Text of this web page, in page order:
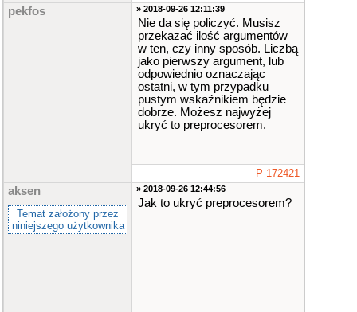
pekfos » 2018-09-26 12:11:39
Nie da się policzyć. Musisz
przekazać ilość argumentów
w ten, czy inny sposób. Liczbą
jako pierwszy argument, lub
odpowiednio oznaczając
ostatni, w tym przypadku
pustym wskaźnikiem będzie
dobrze. Możesz najwyżej
ukryć to preprocesorem.
P-172421
aksen
Temat założony przez
niniejszego użytkownika
» 2018-09-26 12:44:56
Jak to ukryć preprocesorem?